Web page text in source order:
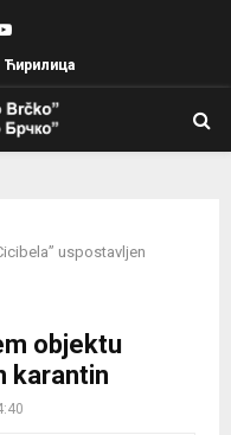
Youtube
Ћирилица
uspostavljen
objektu
karantin